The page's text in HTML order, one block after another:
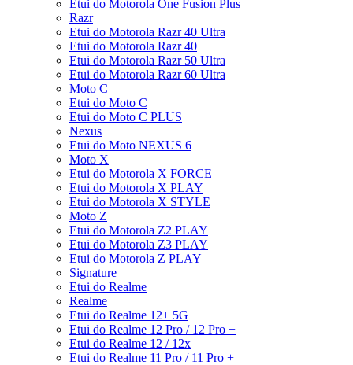
Etui do Motorola One Fusion Plus
Razr
Etui do Motorola Razr 40 Ultra
Etui do Motorola Razr 40
Etui do Motorola Razr 50 Ultra
Etui do Motorola Razr 60 Ultra
Moto C
Etui do Moto C
Etui do Moto C PLUS
Nexus
Etui do Moto NEXUS 6
Moto X
Etui do Motorola X FORCE
Etui do Motorola X PLAY
Etui do Motorola X STYLE
Moto Z
Etui do Motorola Z2 PLAY
Etui do Motorola Z3 PLAY
Etui do Motorola Z PLAY
Signature
Etui do Realme
Realme
Etui do Realme 12+ 5G
Etui do Realme 12 Pro / 12 Pro +
Etui do Realme 12 / 12x
Etui do Realme 11 Pro / 11 Pro +